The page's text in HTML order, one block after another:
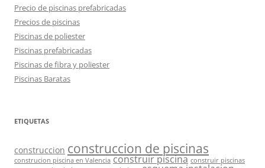
Precio de piscinas prefabricadas
Precios de piscinas
Piscinas de poliester
Piscinas prefabricadas
Piscinas de fibra y poliester
Piscinas Baratas
ETIQUETAS
construccion construccion de piscinas
construcion piscina en Valencia construir piscina construir piscinas